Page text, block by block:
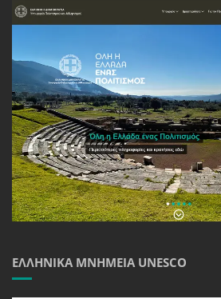
ΕΛΛΗΝΙΚΆ ΜΝΗΜΕΊΑ UNESCO